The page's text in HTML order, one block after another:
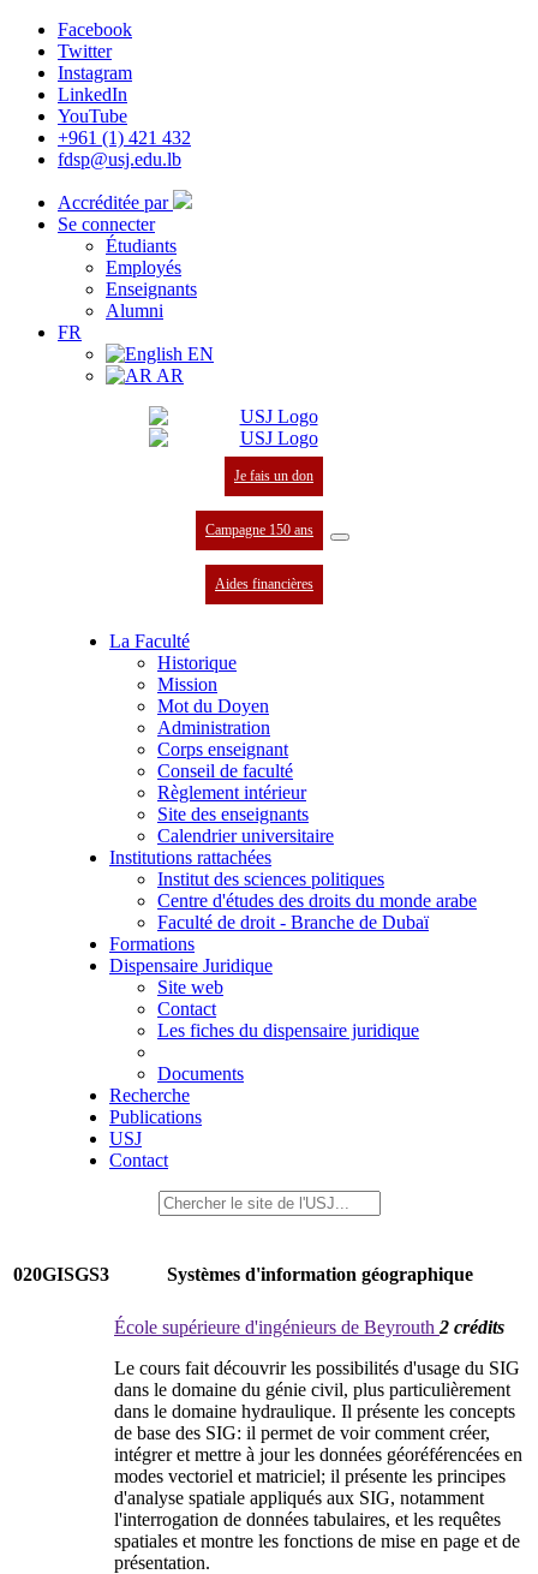
Facebook
Twitter
Instagram
LinkedIn
YouTube
+961 (1) 421 432
fdsp@usj.edu.lb
Accréditée par
Se connecter
Étudiants
Employés
Enseignants
Alumni
FR
EN
AR
Je fais un don
Campagne 150 ans
Aides financières
La Faculté
Historique
Mission
Mot du Doyen
Administration
Corps enseignant
Conseil de faculté
Règlement intérieur
Site des enseignants
Calendrier universitaire
Institutions rattachées
Institut des sciences politiques
Centre d'études des droits du monde arabe
Faculté de droit - Branche de Dubaï
Formations
Dispensaire Juridique
Site web
Contact
Les fiches du dispensaire juridique
Documents
Recherche
Publications
USJ
Contact
020GISGS3 Systèmes d'information géographique
École supérieure d'ingénieurs de Beyrouth 2 crédits
Le cours fait découvrir les possibilités d'usage du SIG
dans le domaine du génie civil, plus particulièrement
dans le domaine hydraulique. Il présente les concepts
de base des SIG: il permet de voir comment créer,
intégrer et mettre à jour les données géoréférencées en
modes vectoriel et matriciel; il présente les principes
d'analyse spatiale appliqués aux SIG, notamment
l'interrogation de données tabulaires, et les requêtes
spatiales et montre les fonctions de mise en page et de
présentation.